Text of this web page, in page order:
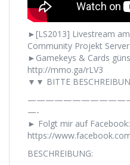
►[LS2013] Livestream
Community Projekt Server
►Gamekeys & Cards
http://mmo.ga/rLV3
▼▼ BITTE
—-
► Folgt mir auf Facebook:
https://
BESCHREIBUNG: